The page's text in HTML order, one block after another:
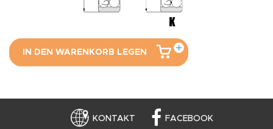
IN DEN WARENKORB LEGEN
KONTAKT FACEBOOK